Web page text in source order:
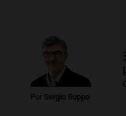
Por Sergio Suppo